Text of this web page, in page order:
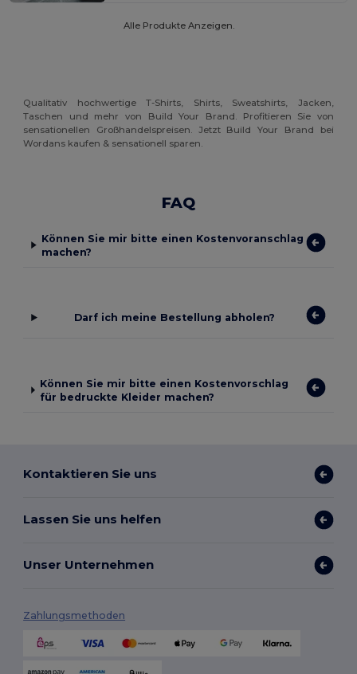
Alle Produkte Anzeigen.
Qualitativ hochwertige T-Shirts, Shirts, Sweatshirts, Jacken,
Taschen und mehr von Build Your Brand. Profitieren Sie von
sensationellen Großhandelspreisen. Jetzt Build Your Brand bei
Wordans kaufen & sensationell sparen.
FAQ
Können Sie mir bitte einen Kostenvoranschlag
machen?
Darf ich meine Bestellung abholen?
Können Sie mir bitte einen Kostenvorschlag
für bedruckte Kleider machen?
Kontaktieren Sie uns
Lassen Sie uns helfen
Unser Unternehmen
Zahlungsmethoden